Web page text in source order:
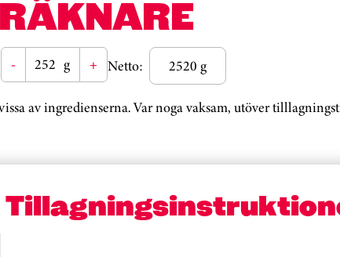
- g + Netto: 2520 g
av ingredienserna. Var noga vaksam, utöver